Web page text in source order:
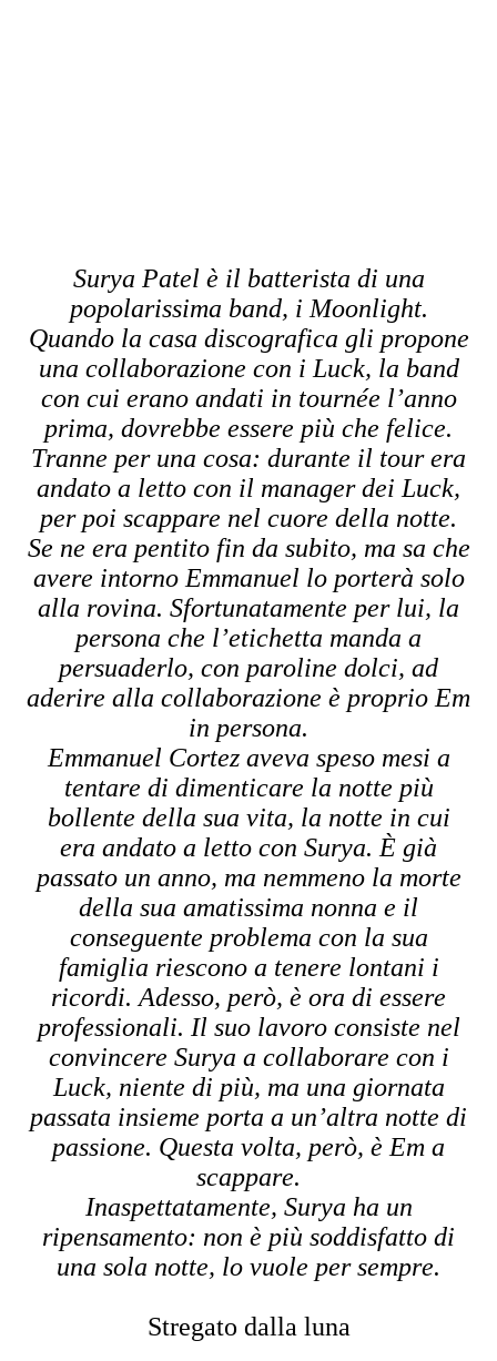
Surya Patel è il batterista di una
popolarissima band, i Moonlight.
Quando la casa discografica gli propone
una collaborazione con i Luck, la band
con cui erano andati in tournée l’anno
prima, dovrebbe essere più che felice.
Tranne per una cosa: durante il tour era
andato a letto con il manager dei Luck,
per poi scappare nel cuore della notte.
Se ne era pentito fin da subito, ma sa che
avere intorno Emmanuel lo porterà solo
alla rovina. Sfortunatamente per lui, la
persona che l’etichetta manda a
persuaderlo, con paroline dolci, ad
aderire alla collaborazione è proprio Em
in persona.
Emmanuel Cortez aveva speso mesi a
tentare di dimenticare la notte più
bollente della sua vita, la notte in cui
era andato a letto con Surya. È già
passato un anno, ma nemmeno la morte
della sua amatissima nonna e il
conseguente problema con la sua
famiglia riescono a tenere lontani i
ricordi. Adesso, però, è ora di essere
professionali. Il suo lavoro consiste nel
convincere Surya a collaborare con i
Luck, niente di più, ma una giornata
passata insieme porta a un’altra notte di
passione. Questa volta, però, è Em a
scappare.
Inaspettatamente, Surya ha un
ripensamento: non è più soddisfatto di
una sola notte, lo vuole per sempre.
Stregato dalla luna